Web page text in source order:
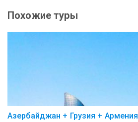
Похожие туры
Азербайджан + Грузия + Армения